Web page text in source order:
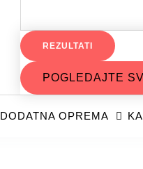
REZULTATI
POGLEDAJTE
DODATNA OPREMA